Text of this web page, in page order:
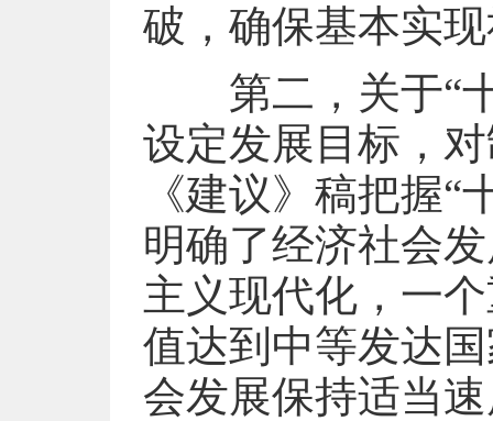
破，确保基本实
第二，关于“十
设定发展目标，
《建议》稿把握
明确了经济社会
主义现代化，一
值达到中等发达
会发展保持适当